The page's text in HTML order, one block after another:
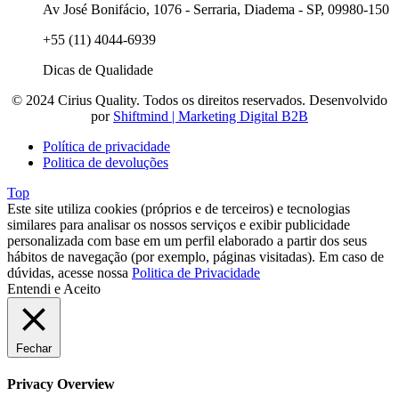
Av José Bonifácio, 1076 - Serraria, Diadema - SP, 09980-150
+55 (11) 4044-6939
Dicas de Qualidade
© 2024 Cirius Quality. Todos os direitos reservados. Desenvolvido
por Shiftmind | Marketing Digital B2B
Política de privacidade
Politica de devoluções
Top
Este site utiliza cookies (próprios e de terceiros) e tecnologias
similares para analisar os nossos serviços e exibir publicidade
personalizada com base em um perfil elaborado a partir dos seus
hábitos de navegação (por exemplo, páginas visitadas). Em caso de
dúvidas, acesse nossa Politica de Privacidade
Entendi e Aceito
Fechar
Privacy Overview